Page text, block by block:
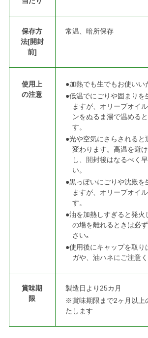
保存方
法[開封
前]
常温、暗所保存
使用上
の注意
●加熱でも生でもお使いい
●低温でにごりや固まりを
ますが、オリーブオイル
ンをぬるま湯で温める
す。
●光や空気にさらされると
変わります。 高温を避
し、開封後はなるべく
い。
●黒っぽいにごりや沈殿を
ますが、オリーブオイ
す。
●油を加熱しすぎると発火
の場を離れるときは必
さい｡
●使用後にキャップを取り
ガや、油ハネにご注意く
賞味期
限
製造日より25カ月
※賞味期限まで2ヶ月以上
たします